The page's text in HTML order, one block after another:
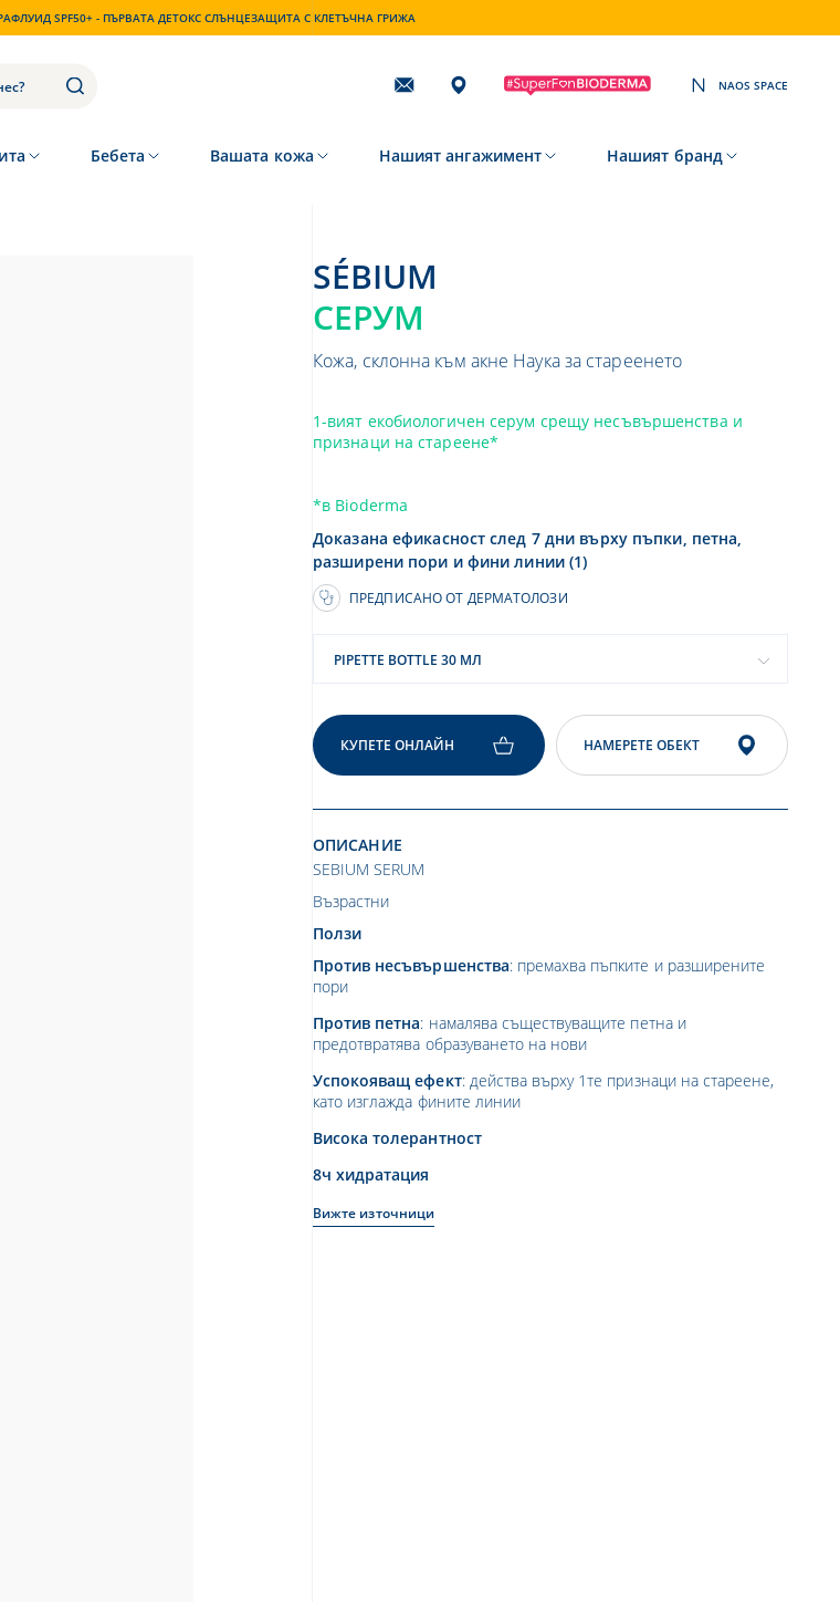
SPF50+ - ПЪРВАТА ДЕТОКС СЛЪНЦЕЗАЩИТА С КЛЕТЪЧНА ГРИЖА
Subscribing
NAOS SPACE
Бебета Вашата кожа Нашият ангажимент Нашият бранд
SÉBIUM
СЕРУМ
Кожа, склонна към акне Наука за стареенето
1-вият екобиологичен серум срещу несъвършенства и
признаци на стареене*
*в Bioderma
Доказана ефикасност след 7 дни върху пъпки, петна,
разширени пори и фини линии (1)
ПРЕДПИСАНО ОТ ДЕРМАТОЛОЗИ
PIPETTE BOTTLE 30 МЛ
КУПЕТЕ ОНЛАЙН НАМЕРЕТЕ ОБЕКТ
ОПИСАНИЕ
SEBIUM SERUM
Възрастни
Ползи
Против несъвършенства: премахва пъпките и разширените
пори
Против петна: намалява съществуващите петна и
предотвратява образуването на нови
Успокояващ ефект: действа върху 1те признаци на стареене,
като изглажда фините линии
Висока толерантност
8ч хидратация
Вижте източници